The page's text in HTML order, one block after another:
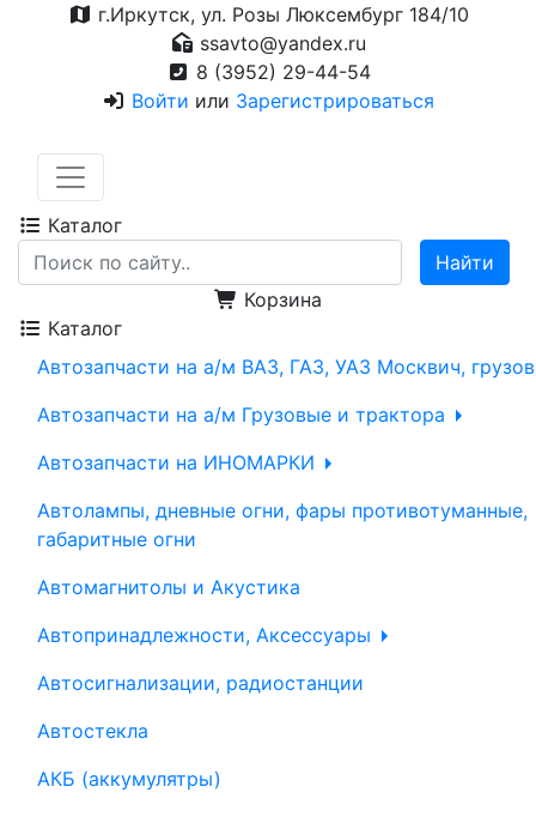
г.Иркутск, ул. Розы Люксембург 184/10
ssavto@yandex.ru
8 (3952) 29-44-54
Войти или Зарегистрироваться
Каталог
Корзина
Каталог
Автозапчасти на а/м ВАЗ, ГАЗ, УАЗ Москвич,
Автозапчасти на а/м Грузовые и трактора
Автозапчасти на ИНОМАРКИ
Автолампы, дневные огни, фары противотуманные,
габаритные огни
Автомагнитолы и Акустика
Автопринадлежности, Аксессуары
Автосигнализации, радиостанции
Автостекла
АКБ (аккумулятры)